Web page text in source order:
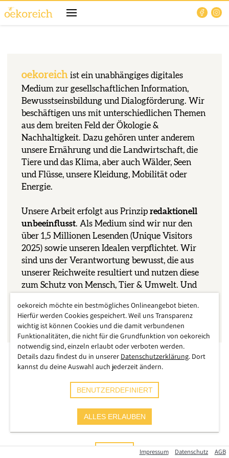
oekoreich ist ein unabhängiges digitales
Medium zur gesellschaftlichen Information,
Bewusstseinsbildung und Dialogförderung. Wir
beschäftigen uns mit unterschiedlichen Themen
aus dem breiten Feld der Ökologie &
Nachhaltigkeit. Dazu gehören unter anderem
unsere Ernährung und die Landwirtschaft, die
Tiere und das Klima, aber auch Wälder, Seen
und Flüsse, unsere Kleidung, Mobilität oder
Energie.
Unsere Arbeit erfolgt aus Prinzip redaktionell
unbeeinflusst. Als Medium sind wir nur den
über 1,5 Millionen Lesenden (Unique Visitors
2025) sowie unseren Idealen verpflichtet. Wir
sind uns der Verantwortung bewusst, die aus
unserer Reichweite resultiert und nutzen diese
zum Schutz von Mensch, Tier & Umwelt. Und
gerechtere Welt ein, im Sinne der Grundsätze der
StiftungCOMÚN
NACH MONATEN
Impressum Datenschutz AGB
oekoreich möchte ein bestmögliches Onlineangebot bieten.
Hierfür werden Cookies gespeichert. Weil uns Transparenz
wichtig ist können Cookies und die damit verbundenen
Funktionalitäten, die nicht für die Grundfunktion von oekoreich
notwendig sind, einzeln erlaubt oder verboten werden.
Details dazu findest du in unserer Datenschutzerklärung. Dort
kannst du deine Auswahl auch jederzeit ändern.
BENUTZERDEFINIERT
ALLES ERLAUBEN